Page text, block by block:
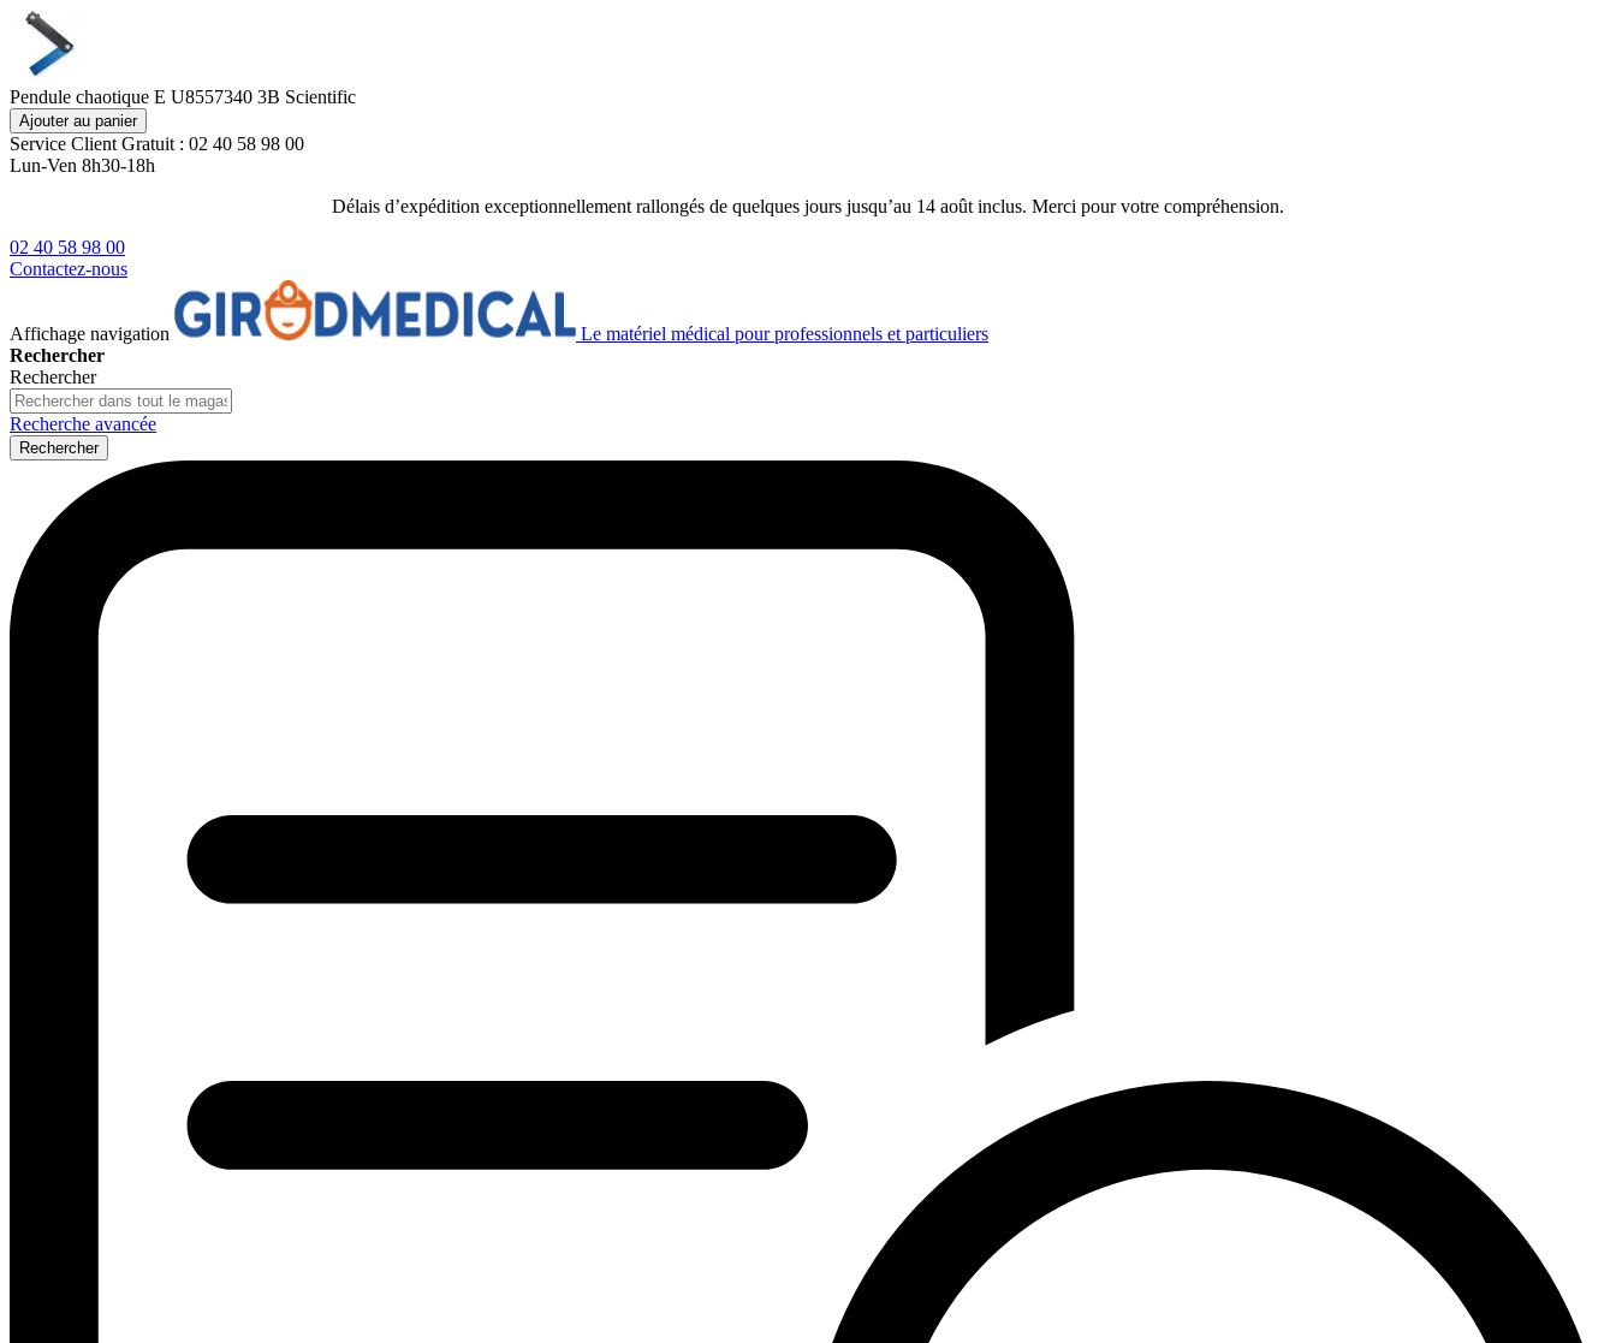
Pendule chaotique E U8557340 3B Scientific
Ajouter au panier
Service Client Gratuit : 02 40 58 98 00
Lun-Ven 8h30-18h
Délais d’expédition exceptionnellement rallongés de quelques jours jusqu’au 14 août inclus. Merci pour votre compréhension.
02 40 58 98 00
Contactez-nous
Affichage navigation
Le matériel médical pour professionnels et particuliers
Rechercher
Rechercher
Recherche avancée
Rechercher